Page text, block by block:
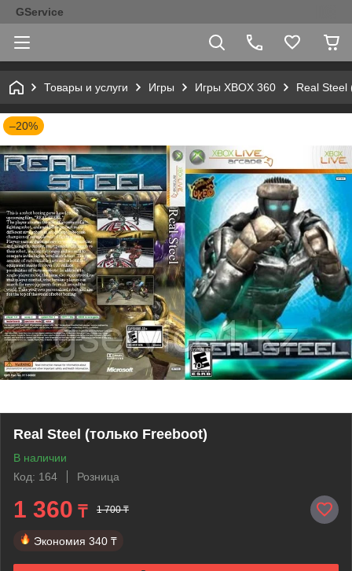
GService
Товары и услуги Игры Игры XBOX 360 Real Steel
–20%
Real Steel (только Freeboot)
В наличии
Код: 164
Розница
1 360 ₸ 1 700 ₸
Экономия 340 ₸